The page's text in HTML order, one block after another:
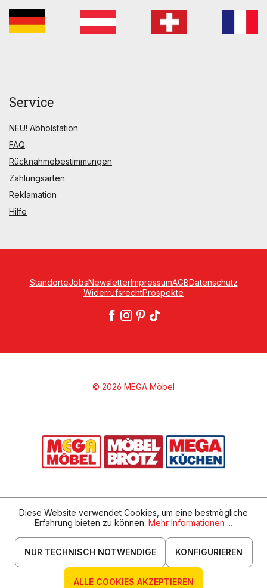
Service
NEU! Abholstation
FAQ
Rücknahmebestimmungen
Zahlungsarten
Reklamation
Hilfe
StandorteJobsNewsletterImpressumAGBDatenschutz
WiderrufsrechtProspekte
© 2026 MEGA Möbel
Diese Website verwendet Cookies, um eine bestmögliche
Erfahrung bieten zu können. Mehr Informationen ...
NUR TECHNISCH NOTWENDIGE KONFIGURIEREN
ALLE COOKIES AKZEPTIEREN